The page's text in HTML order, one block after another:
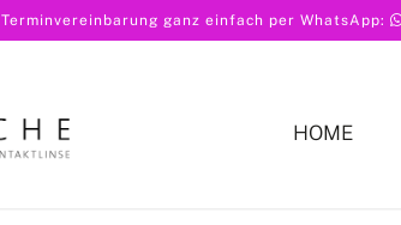
Terminvereinbarung ganz einfach per WhatsApp:
HOME